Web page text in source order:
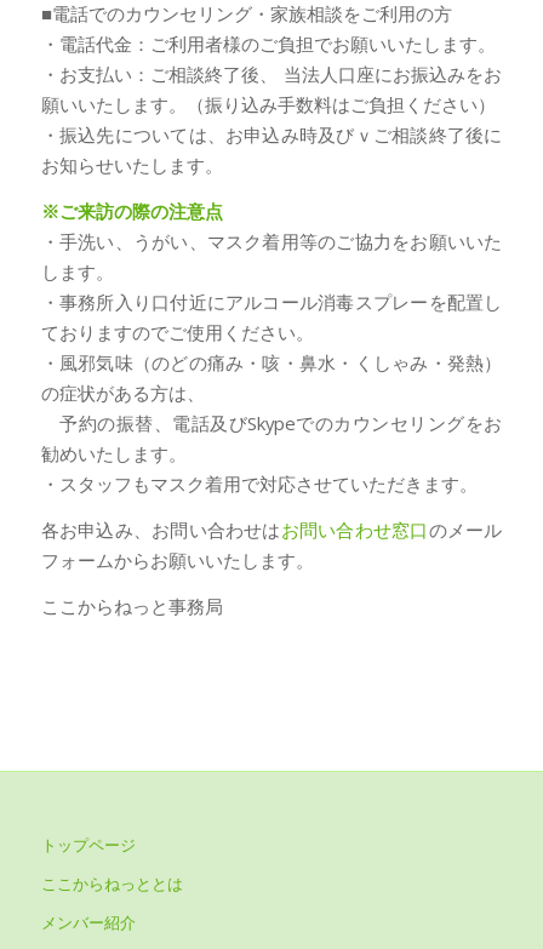
■電話でのカウンセリング・家族相談をご利用の方
・電話代金：ご利用者様のご負担でお願いいたします。
・お支払い：ご相談終了後、 当法人口座にお振込みをお
願いいたします。（振り込み手数料はご負担ください）
・振込先については、お申込み時及びｖご相談終了後に
お知らせいたします。
※ご来訪の際の注意点
・手洗い、うがい、マスク着用等のご協力をお願いいた
します。
・事務所入り口付近にアルコール消毒スプレーを配置し
ておりますのでご使用ください。
・風邪気味（のどの痛み・咳・鼻水・くしゃみ・発熱）
の症状がある方は、
予約の振替、電話及びSkypeでのカウンセリングをお
勧めいたします。
・スタッフもマスク着用で対応させていただきます。
各お申込み、お問い合わせはお問い合わせ窓口のメール
フォームからお願いいたします。
ここからねっと事務局
トップページ
ここからねっととは
メンバー紹介